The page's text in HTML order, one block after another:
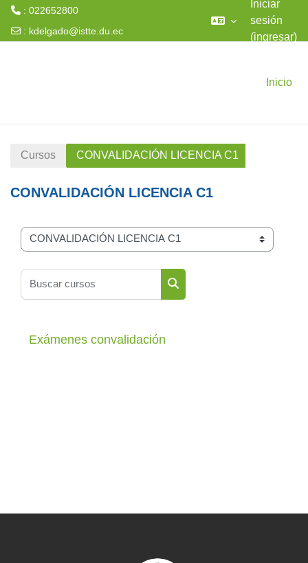
: 022652800
: kdelgado@istte.du.ec
Iniciar
sesión
(ingresar)
Inicio
Cursos CONVALIDACIÓN LICENCIA C1
CONVALIDACIÓN LICENCIA C1
Categorías
Buscar cursos
Buscar cursos
Exámenes convalidación